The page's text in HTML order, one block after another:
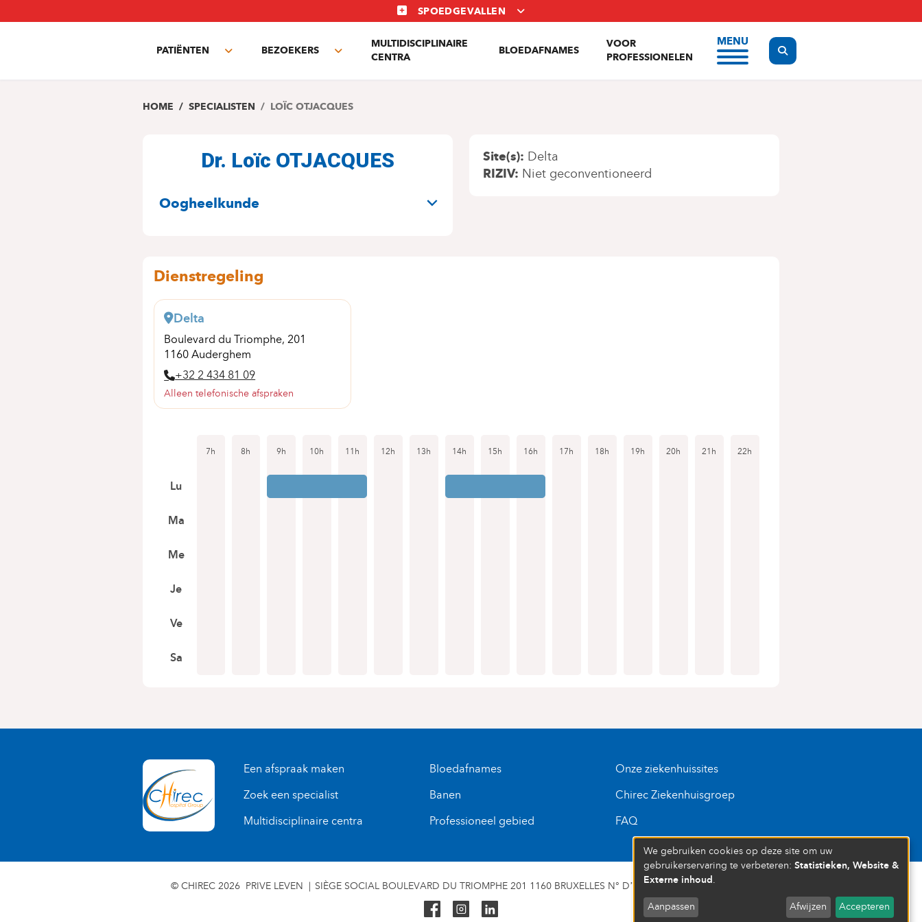
en
SPOEDGEVALLEN
PATIËNTEN
Toggle
BEZOEKERS
Toggle
MULTIDISCIPLINAIRE
CENTRA
BLOEDAFNAMES
VOOR
PROFESSIONELEN
MENU
Display the search form
HOME SPECIALISTEN LOÏC OTJACQUES
Dr. Loïc OTJACQUES
SPECIALITEITEN
Oogheelkunde
Site(s) Delta
RIZIV Niet geconventioneerd
Dienstregeling
Delta
Boulevard du Triomphe, 201
1160 Auderghem
+32 2 434 81 09
Alleen telefonische afspraken
7h 8h 9h 10h 11h 12h 13h 14h 15h 16h 17h 18h 19h 20h 21h 22h
Lu
Ma
Me
Je
Ve
Sa
Een afspraak maken
Zoek een specialist
Multidisciplinaire centra
Bloedafnames
Banen
Professioneel gebied
Onze ziekenhuissites
Chirec Ziekenhuisgroep
FAQ
© CHIREC 2026 PRIVE LEVEN SIÈGE SOCIAL BOULEVARD DU TRIOMPHE 201 1160 BRUXELLES N° D’ENTREPRISE : 472 937 059
We gebruiken cookies op deze site om uw
gebruikerservaring te verbeteren: Statistieken, Website &
Externe inhoud.
Aanpassen Afwijzen Accepteren